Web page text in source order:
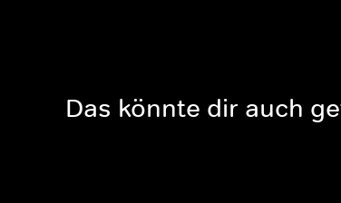
Das könnte dir auch